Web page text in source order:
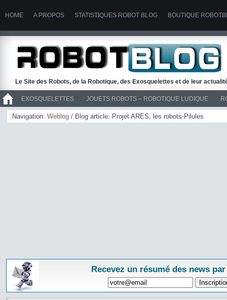
HOME A PROPOS STATISTIQUES ROBOT BLOG BOUTIQUE
Le Site des Robots, de la Robotique, des Exosquelettes et de leur
EXOSQUELETTES JOUETS ROBOTS – ROBOTIQUE LUDIQUE
>> ROBOTS
Navigation: Weblog / Blog article: Projet ARES, les robots-Pilules
Recevez un résumé des news